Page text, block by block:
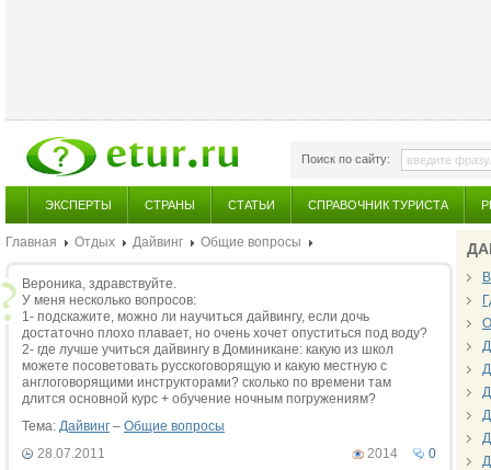
Поиск по сайту:
ЭКСПЕРТЫ СТРАНЫ СТАТЬИ СПРАВОЧНИК ТУРИСТА
Главная Отдых Дайвинг Общие вопросы
Вероника, здравствуйте.
У меня несколько вопросов:
1- подскажите, можно ли научиться дайвингу, если дочь
достаточно плохо плавает, но очень хочет опуститься под воду?
2- где лучше учиться дайвингу в Доминикане: какую из школ
можете посоветовать русскоговорящую и какую местную с
англоговорящими инструкторами? сколько по времени там
длится основной курс + обучение ночным погружениям?
Тема: Дайвинг – Общие вопросы
0
2014
28.07.2011